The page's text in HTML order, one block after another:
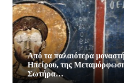
Από τα παλαιότερα
Ηπείρου, της
Σωτήρα…